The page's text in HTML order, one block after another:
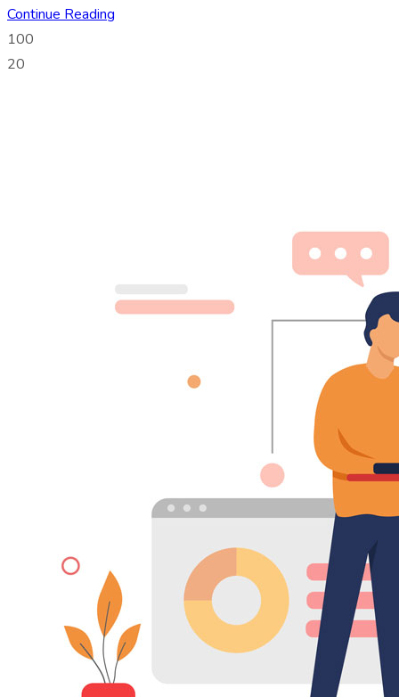
Continue Reading
100
20